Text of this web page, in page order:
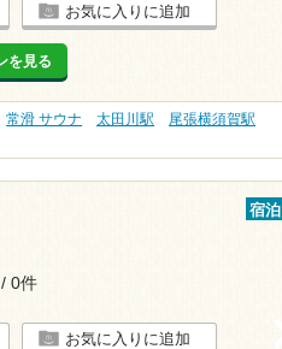
お気に入りに追加
を見る
常滑 サウナ 太田川駅
尾張横須賀駅
宿泊
/ 0件
お気に入りに追加